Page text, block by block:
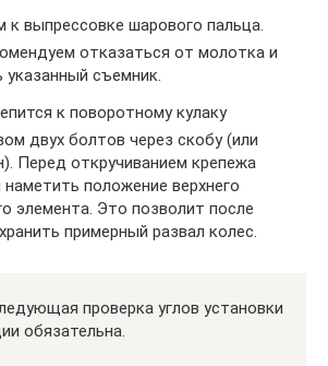
к выпрессовке шарового пальца.
отказаться от молотка и
указанный съемник.
к поворотному кулаку
двух болтов через скобу (или
Перед откручиванием крепежа
наметить положение верхнего
элемента. Это позволит после
примерный развал колес.
проверка углов установки
обязательна.